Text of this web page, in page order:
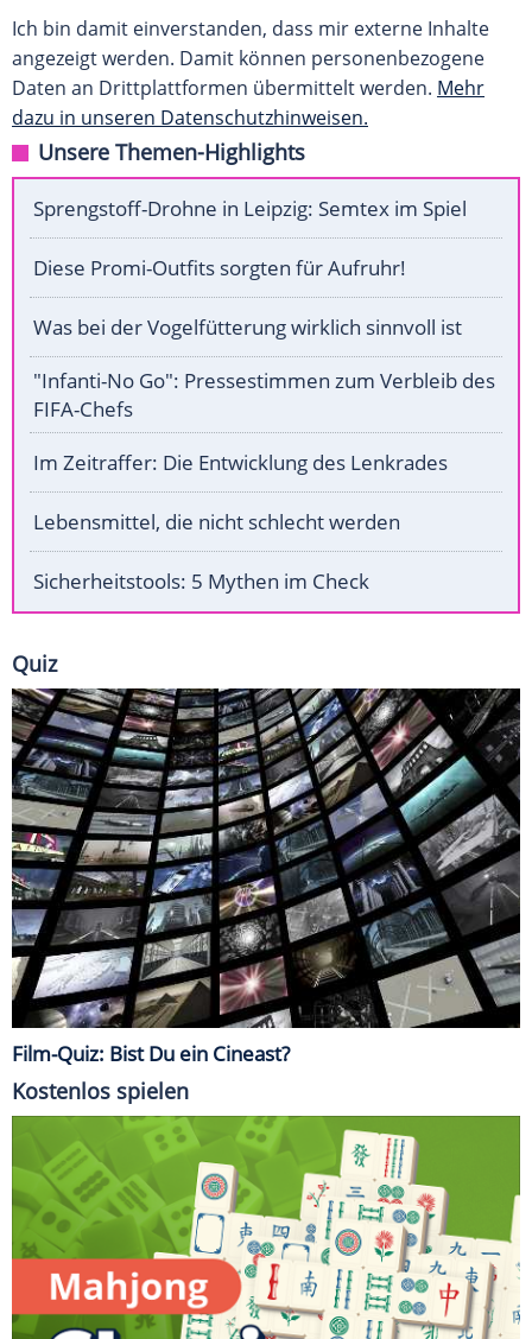
Ich bin damit einverstanden, dass mir externe Inhalte
angezeigt werden. Damit können personenbezogene
Daten an Drittplattformen übermittelt werden. Mehr
dazu in unseren Datenschutzhinweisen.
Unsere Themen-Highlights
Sprengstoff-Drohne in Leipzig: Semtex im Spiel
Diese Promi-Outfits sorgten für Aufruhr!
Was bei der Vogelfütterung wirklich sinnvoll ist
"Infanti-No Go": Pressestimmen zum Verbleib des
FIFA-Chefs
Im Zeitraffer: Die Entwicklung des Lenkrades
Lebensmittel, die nicht schlecht werden
Sicherheitstools: 5 Mythen im Check
Quiz
Film-Quiz: Bist Du ein Cineast?
Kostenlos spielen